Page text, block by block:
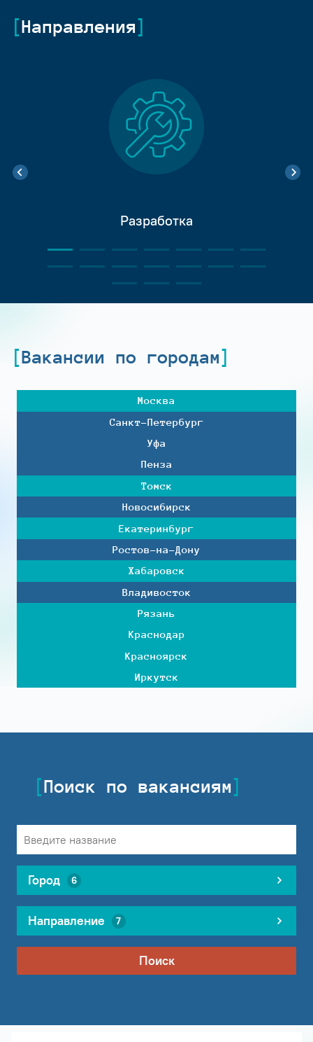
Направления
Разработка
Вакансии по городам
Москва
Санкт-Петербург
Уфа
Пенза
Томск
Новосибирск
Екатеринбург
Ростов-на-Дону
Хабаровск
Владивосток
Рязань
Краснодар
Красноярск
Иркутск
Поиск по вакансиям
Город 6
Направление 7
Поиск